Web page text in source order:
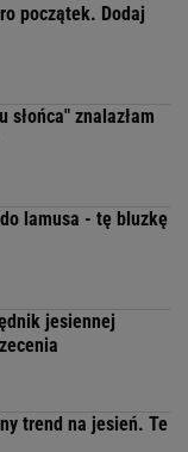
początek. Dodaj
słońca" znalazłam
lamusa - tę bluzkę
jesiennej
trend na jesień. Te